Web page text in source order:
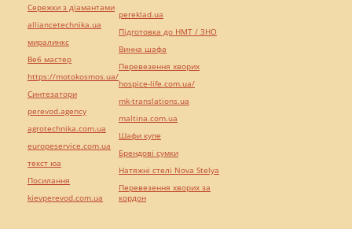
Сережки з діамантами
alliancetechnika.ua
миралинкс
Веб мастер
https://motokosmos.ua/
Синтезатори
perevod.agency
agrotechnika.com.ua
europeservice.com.ua
текст юа
Посилання
kievperevod.com.ua
pereklad.ua
Підготовка до НМТ / ЗНО
Винна шафа
Перевезення хворих
hospice-life.com.ua/
mk-translations.ua
maltina.com.ua
Шафи купе
Брендові сумки
Натяжні стелі Nova Stelya
Перевезення хворих за
кордон